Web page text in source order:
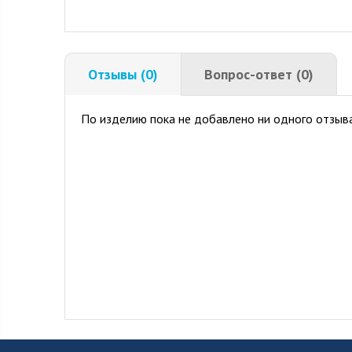
Отзывы (0) Вопрос-ответ (0)
По изделию пока не добавлено ни одного